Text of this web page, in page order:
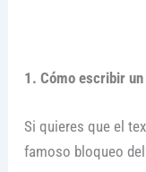
1. Cómo escribir
Si quieres que el
famoso bloqueo